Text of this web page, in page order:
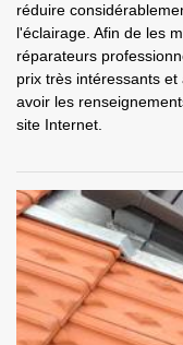
réduire
l'éclairage. Afin de les
réparateurs
prix très intéressants
avoir les
site Internet.